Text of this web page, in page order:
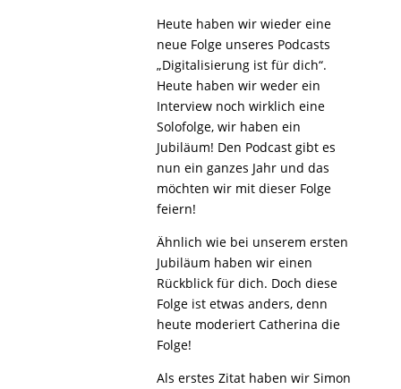
Heute haben wir wieder eine
neue Folge unseres Podcasts
„Digitalisierung ist für dich“.
Heute haben wir weder ein
Interview noch wirklich eine
Solofolge, wir haben ein
Jubiläum! Den Podcast gibt es
nun ein ganzes Jahr und das
möchten wir mit dieser Folge
feiern!
Ähnlich wie bei unserem ersten
Jubiläum haben wir einen
Rückblick für dich. Doch diese
Folge ist etwas anders, denn
heute moderiert Catherina die
Folge!
Als erstes Zitat haben wir Simon